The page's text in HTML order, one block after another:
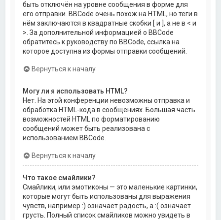
быть отключён на уровне сообщения в форме для
его отправки. BBCode очень похож на HTML, но теги в
нём заключаются в квадратные скобки [ и ], а не в < и
>. За дополнительной информацией о BBCode
обратитесь к руководству по BBCode, ссылка на
которое доступна из формы отправки сообщений.
Вернуться к началу
Могу ли я использовать HTML?
Нет. На этой конференции невозможны отправка и
обработка HTML-кода в сообщениях. Большая часть
возможностей HTML по форматированию
сообщений может быть реализована с
использованием BBCode.
Вернуться к началу
Что такое смайлики?
Смайлики, или эмотиконы — это маленькие картинки,
которые могут быть использованы для выражения
чувств, например :) означает радость, а :( означает
грусть. Полный список смайликов можно увидеть в